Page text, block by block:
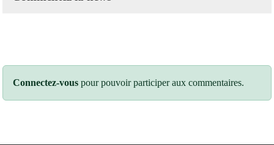
Connectez-vous pour pouvoir participer aux commentaires.